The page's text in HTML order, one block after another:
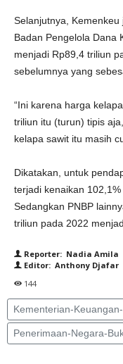
Selanjutnya,
Badan Pengelola Dana
menjadi Rp89,4 triliun
sebelumnya yang
“Ini karena harga
triliun itu (turun) tipis
kelapa sawit itu masih
Dikatakan, untuk
terjadi kenaikan
Sedangkan PNBP
triliun pada 2022
Reporter: Nadia Amila
Editor: Anthony Djafar
144
Kementerian-
Penerimaan-Negara-